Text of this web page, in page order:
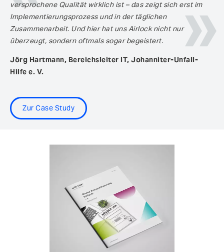
versprochene Qualität wirklich ist – das zeigt sich erst im
Implementierungsprozess und in der täglichen
Zusammenarbeit. Und hier hat uns Airlock nicht nur
überzeugt, sondern oftmals sogar begeistert.
Jörg Hartmann, Bereichsleiter IT, Johanniter-Unfall-
Hilfe e. V.
Zur Case Study